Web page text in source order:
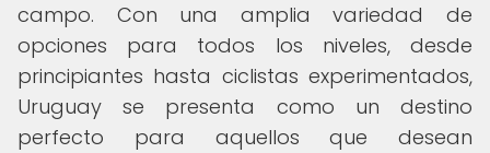
campo. Con una amplia variedad de
opciones para todos los niveles, desde
principiantes hasta ciclistas experimentados,
Uruguay se presenta como un destino
perfecto para aquellos que desean